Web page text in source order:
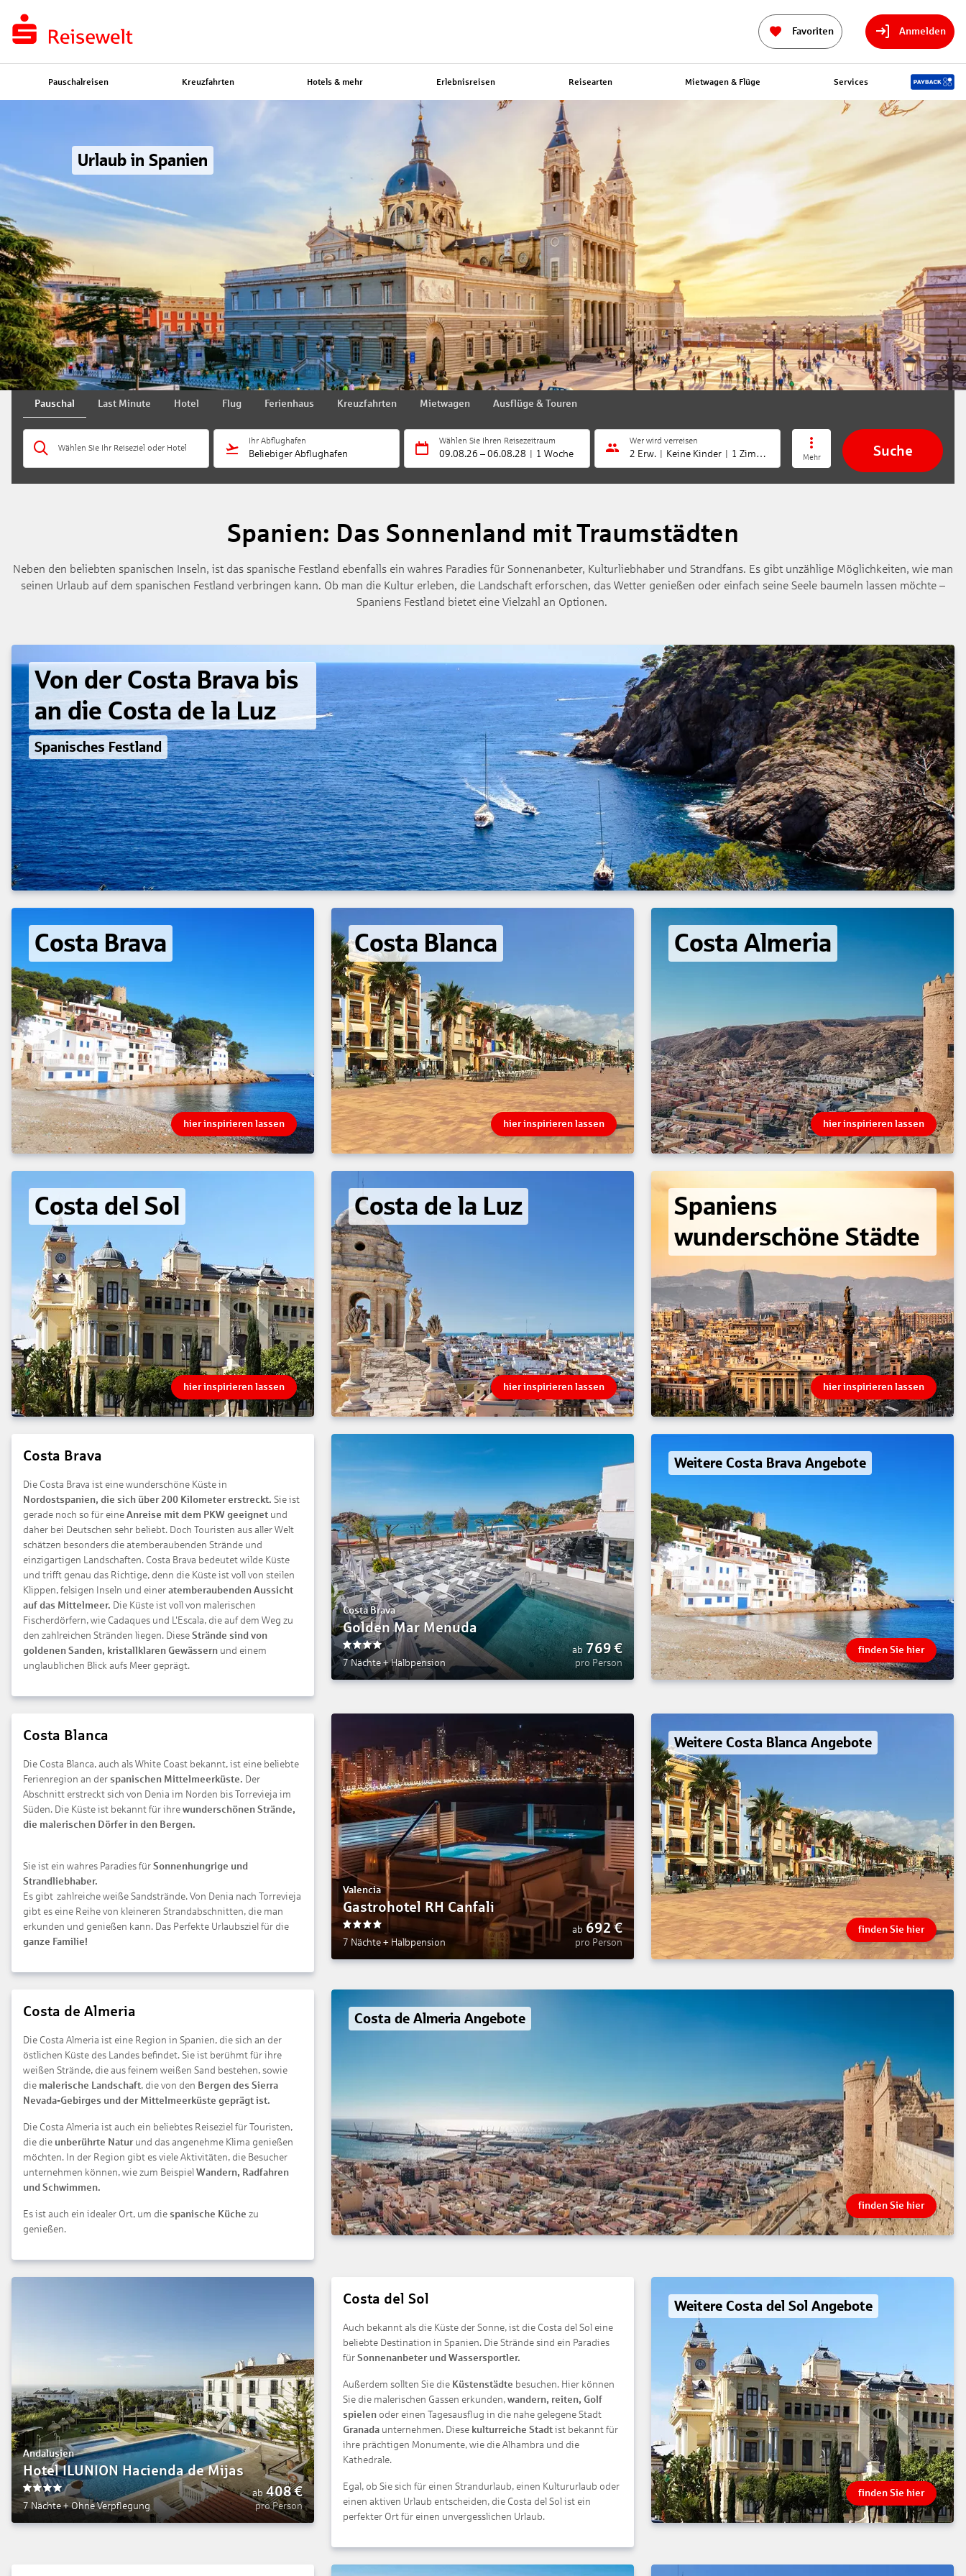
Favoriten Anmelden
Pauschalreisen Kreuzfahrten Hotels & mehr Erlebnisreisen Reisearten Mietwagen & Flüge Services
Urlaub in Spanien
Pauschal Last Minute Hotel Flug Ferienhaus Kreuzfahrten Mietwagen Ausflüge & Touren
Wählen Sie Ihr Reiseziel oder Hotel
Ihr Abflughafen
Beliebiger Abflughafen
Wählen Sie Ihren Reisezeitraum
09.08.26 – 06.08.28 1 Woche
Wer wird verreisen
2 Erw. Keine Kinder 1 Zimmer Mehr Suche
Spanien: Das Sonnenland mit Traumstädten
Neben den beliebten spanischen Inseln, ist das spanische Festland ebenfalls ein wahres Paradies für Sonnenanbeter, Kulturliebhaber und Strandfans. Es gibt unzählige Möglichkeiten, wie man
seinen Urlaub auf dem spanischen Festland verbringen kann. Ob man die Kultur erleben, die Landschaft erforschen, das Wetter genießen oder einfach seine Seele baumeln lassen möchte –
Spaniens Festland bietet eine Vielzahl an Optionen.
Von der Costa Brava bis
an die Costa de la Luz
Spanisches Festland
Costa Brava
hier inspirieren lassen
Costa Blanca
hier inspirieren lassen
Costa Almeria
hier inspirieren lassen
Costa del Sol
hier inspirieren lassen
Costa de la Luz
hier inspirieren lassen
Spaniens
wunderschöne Städte
hier inspirieren lassen
Costa Brava
Die Costa Brava ist eine wunderschöne Küste in
Nordostspanien, die sich über 200 Kilometer erstreckt. Sie ist
gerade noch so für eine Anreise mit dem PKW geeignet und
daher bei Deutschen sehr beliebt. Doch Touristen aus aller Welt
schätzen besonders die atemberaubenden Strände und
einzigartigen Landschaften. Costa Brava bedeutet wilde Küste
und trifft genau das Richtige, denn die Küste ist voll von steilen
Klippen, felsigen Inseln und einer atemberaubenden Aussicht
auf das Mittelmeer. Die Küste ist voll von malerischen
Fischerdörfern, wie Cadaques und L'Escala, die auf dem Weg zu
den zahlreichen Stränden liegen. Diese Strände sind von
goldenen Sanden, kristallklaren Gewässern und einem
unglaublichen Blick aufs Meer geprägt.
Costa Brava
Golden Mar Menuda
4
7 Nächte+Halbpension
ab 769€
pro Person
Weitere Costa Brava Angebote
finden Sie hier
Costa Blanca
Die Costa Blanca, auch als White Coast bekannt, ist eine beliebte
Ferienregion an der spanischen Mittelmeerküste. Der
Abschnitt erstreckt sich von Denia im Norden bis Torrevieja im
Süden. Die Küste ist bekannt für ihre wunderschönen Strände,
die malerischen Dörfer in den Bergen.
Sie ist ein wahres Paradies für Sonnenhungrige und
Strandliebhaber.
Es gibt zahlreiche weiße Sandstrände. Von Denia nach Torrevieja
gibt es eine Reihe von kleineren Strandabschnitten, die man
erkunden und genießen kann. Das Perfekte Urlaubsziel für die
ganze Familie!
Valencia
Gastrohotel RH Canfali
7 Nächte+ Halbpension
ab 692€
pro Person
Weitere Costa Blanca Angebote
finden Sie hier
Costa de Almeria
Die Costa Almeria ist eine Region in Spanien, die sich an der
östlichen Küste des Landes befindet. Sie ist berühmt für ihre
weißen Strände, die aus feinem weißen Sand bestehen, sowie
die malerische Landschaft, die von den Bergen des Sierra
Nevada-Gebirges und der Mittelmeerküste geprägt ist.
Die Costa Almeria ist auch ein beliebtes Reiseziel für Touristen,
die die unberührte Naturund das angenehme Klima genießen
möchten. In der Region gibt es viele Aktivitäten, die Besucher
unternehmen können, wie zum Beispiel Wandern, Radfahren
und Schwimmen.
Es ist auch ein idealer Ort, um die spanische Küche zu
genießen.
Costa de Almeria Angebote
finden Sie hier
Andalusien
Hotel ILUNION Hacienda de Mijas
4
7 Nächte+Ohne Verpflegung
ab 408€
pro Person
Costa del Sol
Auch bekannt als die Küste der Sonne, ist die Costa del Sol eine
beliebte Destination in Spanien. Die Strände sind ein Paradies
für Sonnenanbeter und Wassersportler.
Außerdem sollten Sie die Küstenstädte besuchen. Hier können
Sie die malerischen Gassen erkunden, wandern, reiten, Golf
spielenoder einen Tagesausflug in die nahe gelegene Stadt
Granadaunternehmen. Diese kulturreiche Stadt ist bekannt für
ihre prächtigen Monumente, wie die Alhambra und die
Kathedrale.
Egal, ob Sie sich für einen Strandurlaub, einen Kultururlaub oder
einen aktiven Urlaub entscheiden, die Costa del Sol ist ein
perfekter Ort für einen unvergesslichen Urlaub.
Weitere Costa del Sol Angebote
finden Sie hier